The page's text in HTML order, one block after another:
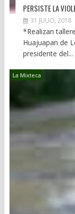
PERSISTE LA
31 JULIO, 2018
*Realizan
Huajuapan de
presidente del...
La Mixteca